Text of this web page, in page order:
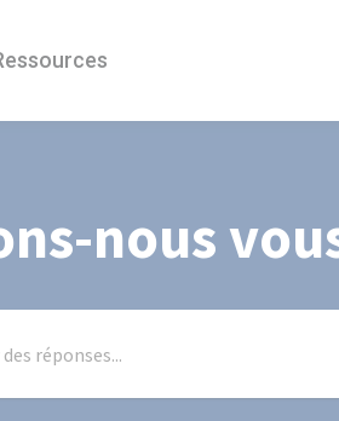
nous